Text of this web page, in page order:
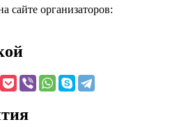
сайте организаторов: